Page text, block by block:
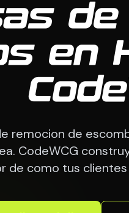
en
remocion de
CodeWCG
de como tus